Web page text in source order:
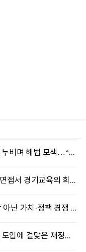
최원용 평택시장, 극한 폭염속 민생 현장 누비며 해법 모색…“현장에 답 있다”
안민석 경기도교육감, “교권보호전담관 면접서 경기교육의 희망 봤다”
김보라 안성시장 “민주당 전당대회, 사람 아닌 가치·정책 경쟁 돼야”
추미애, “소방 국가직화·지방노동감독관 도입에 걸맞은 재정체계 완성해야”